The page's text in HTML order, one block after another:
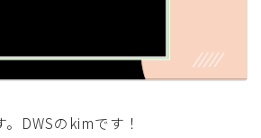
DWSのkimです！